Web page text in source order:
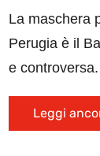
La maschera
Perugia è il
e controversa.
Leggi